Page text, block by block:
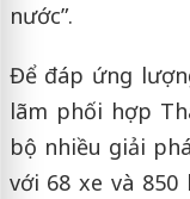
nước”.
Để đáp ứng
lãm phối hợp
bộ nhiều giải
với 68 xe và